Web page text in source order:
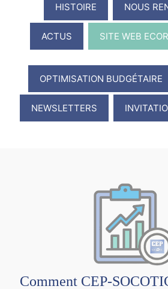
HISTOIRE NOUS
ACTUS SITE WEB
OPTIMISATION BUDGÉTAIRE
NEWSLETTERS
Comment CEP-